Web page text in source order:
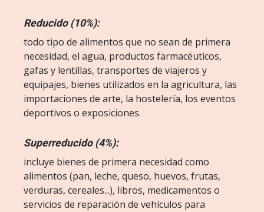
Reducido (10%):
todo tipo de alimentos que no sean de primera
necesidad, el agua, productos farmacéuticos,
gafas y lentillas, transportes de viajeros y
equipajes, bienes utilizados en la agricultura, las
importaciones de arte, la hostelería, los eventos
deportivos o exposiciones.
Superreducido (4%):
incluye bienes de primera necesidad como
alimentos (pan, leche, queso, huevos, frutas,
verduras, cereales...), libros, medicamentos o
servicios de reparación de vehículos para